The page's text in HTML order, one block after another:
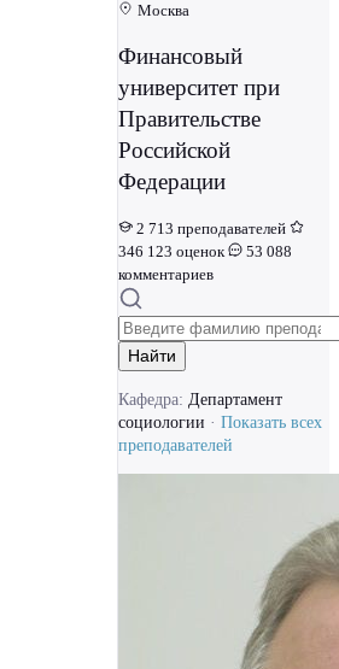
Москва
Финансовый
университет при
Правительстве
Российской
Федерации
2 713 преподавателей
346 123 оценок
53 088
комментариев
Найти
Кафедра: Департамент
социологии · Показать всех
преподавателей